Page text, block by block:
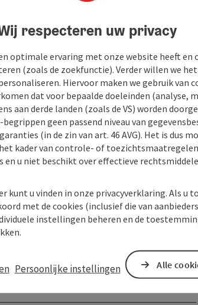
respecteren uw privacy
optimale ervaring met onze website heeft en
(zoals de zoekfunctie). Verder willen we
Hiervoor maken we gebruik van
dat voor bepaalde doeleinden (analyse,
aan derde landen (zoals de VS) worden
begrippen geen passend niveau van
(in de zin van art. 46 AVG). Het is dus
kader van controle- of
en u niet beschikt over effectieve
kunt u vinden in onze privacyverklaring. Als u
met de cookies (inclusief die van
instellingen beheren en de
Persoonlijke instellingen Alle